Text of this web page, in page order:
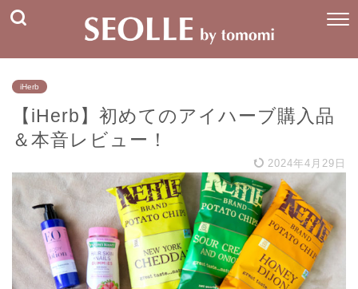
iHerb
【iHerb】初めてのアイハーブ購入品
＆本音レビュー！
2024年4月29日